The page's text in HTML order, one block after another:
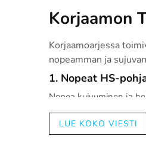
Korjaamon
Korjaamoarjessa
nopeamman ja
Otsikko
1
1. Nopeat HS-
Nopea kuivuminen ja
2.LUE KOKO VIESTI